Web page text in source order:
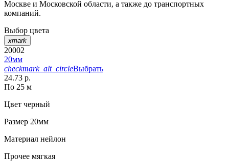
Москве и Московской области, а также до транспортных
компаний.
Выбор цвета
xmark
20002
20мм
checkmark_alt_circleВыбрать
24.73 р.
По 25 м
Цвет черный
Размер 20мм
Материал нейлон
Прочее мягкая